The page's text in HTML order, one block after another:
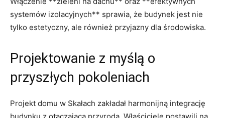
systemów ‍izolacyjnych**​ sprawia,‌ że budynek jest ‌nie
tylko estetyczny, ale również przyjazny dla środowiska.
Projektowanie⁤ z ‍myślą o
przyszłych⁢ pokoleniach
Projekt domu w Skałach zakładał harmonijną‍ integrację